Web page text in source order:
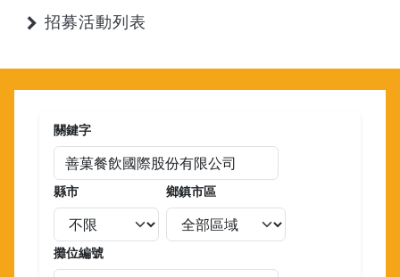
招募活動列表
關鍵字
縣市 鄉鎮市區
攤位編號